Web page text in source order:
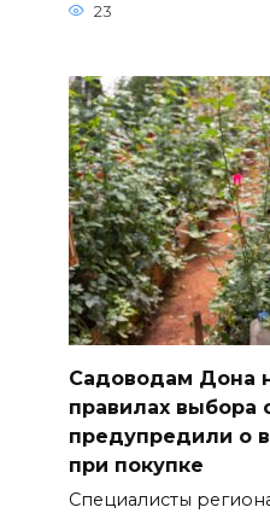
23
Садоводам Дона
правилах выбора
предупредили о
при покупке
Специалисты